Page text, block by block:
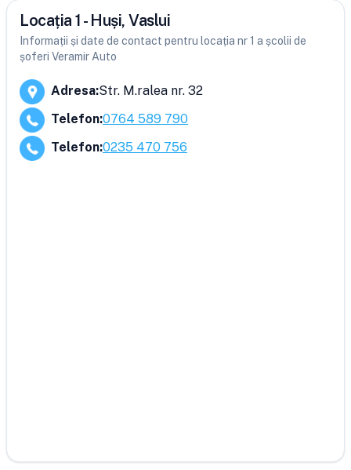
Locația 1 - Huși, Vaslui
Informații și date de contact pentru locația nr 1 a școlii de
șoferi Veramir Auto
Adresa:Str. M.ralea nr. 32
Telefon:0764 589 790
Telefon:0235 470 756